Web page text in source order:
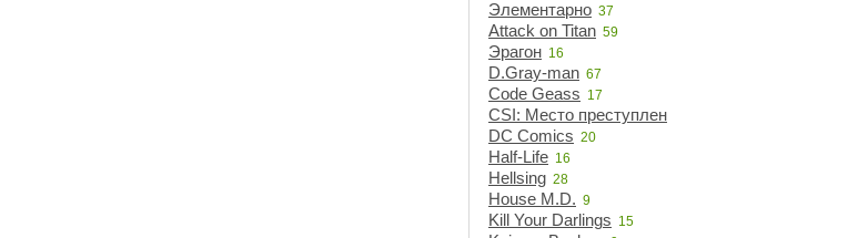
Элементарно 37
Attack on Titan 59
Эрагон 16
D.Gray-man 67
Code Geass 17
CSI: Место преступления
DC Comics 20
Half-Life 16
Hellsing 28
House M.D. 9
Kill Your Darlings 15